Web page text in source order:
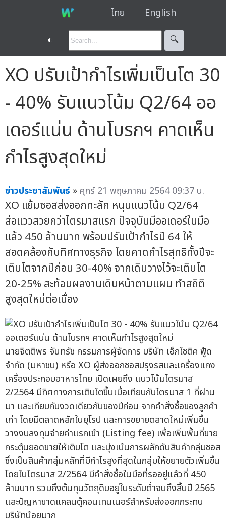
ไทย English
◐ 🔍︎
XO ปรับเป้ากำไรเพิ่มเป็นโต 30
- 40% รับแนวโน้ม Q2/64 ออ
เดอร์แน่น ด้านโบรกฯ คาดเห็น
กำไรสูงสุดใหม่
ข่าวประชาสัมพันธ์ » ศุกร์ 21 พฤษภาคม 2564 09:37 น.
XO แย้มซอสส่งออกทะลัก หนุนแนวโน้ม Q2/64
ส่อแววสวยกว่าไตรมาสแรก ปัจจุบันมีออเดอร์ในมือ
แล้ว 450 ล้านบาท พร้อมปรับเป้ากำไรปี 64 ให้
สอดคล้องกับทิศทางธุรกิจ โดยคาดกำไรสุทธิทั้งปีจะ
เติบโตจากปีก่อน 30-40% จากเดิมวางไว้จะเติบโต
20-25% สะท้อนผลงานเดินหน้าตามแผน ทำสถิติ
สูงสุดใหม่ต่อเนื่อง
นายจิตติพร จันทรัช กรรมการผู้จัดการ บริษัท เอ็กโซติค ฟู้ด
จำกัด (มหาชน) หรือ XO ผู้ส่งออกซอสปรุงรสและเครื่องแกง
เครื่องประกอบอาหารไทย เปิดเผยถึง แนวโน้มไตรมาส
2/2564 มีทิศทางการเติบโตขึ้นเมื่อเทียบกับไตรมาส 1 ที่ผ่าน
มา และเทียบกับงวดเดียวกันของปีก่อน จากคำสั่งซื้อของลูกค้า
เก่า โดยมีตลาดหลักในยุโรป และการขยายตลาดใหม่เพิ่มขึ้น
วางงบลงทุนจ่ายค่าแรกเข้า (Listing fee) เพื่อเพิ่มพื้นที่ขาย
กระตุ้นยอดขายให้เติบโต และมุ่งเน้นการผลักดันสินค้ากลุ่มซอส
ซึ่งเป็นสินค้ากลุ่มหลักที่มีกำไรสูงที่สุดในกลุ่มให้ขยายตัวเพิ่มขึ้น
โดยในไตรมาส 2/2564 มีคำสั่งซื้อในมือที่รออยู่แล้วที่ 450
ล้านบาท รวมถึงต้นทุนวัตถุดิบอยู่ในระดับต่ำจนถึงสิ้นปี 2565
และปัญหาขาดแคลนตู้คอนเทนเนอร์สำหรับส่งออกกระทบ
บริษัทน้อยมาก